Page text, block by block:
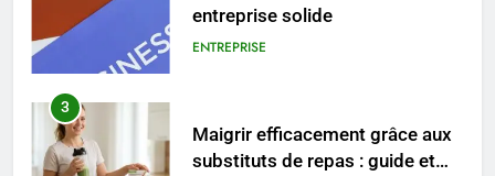
entreprise solide
ENTREPRISE
3
Maigrir efficacement grâce aux
substituts de repas : guide et